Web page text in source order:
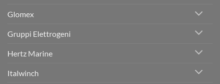
Glomex
Gruppi Elettrogeni
Hertz Marine
Italwinch